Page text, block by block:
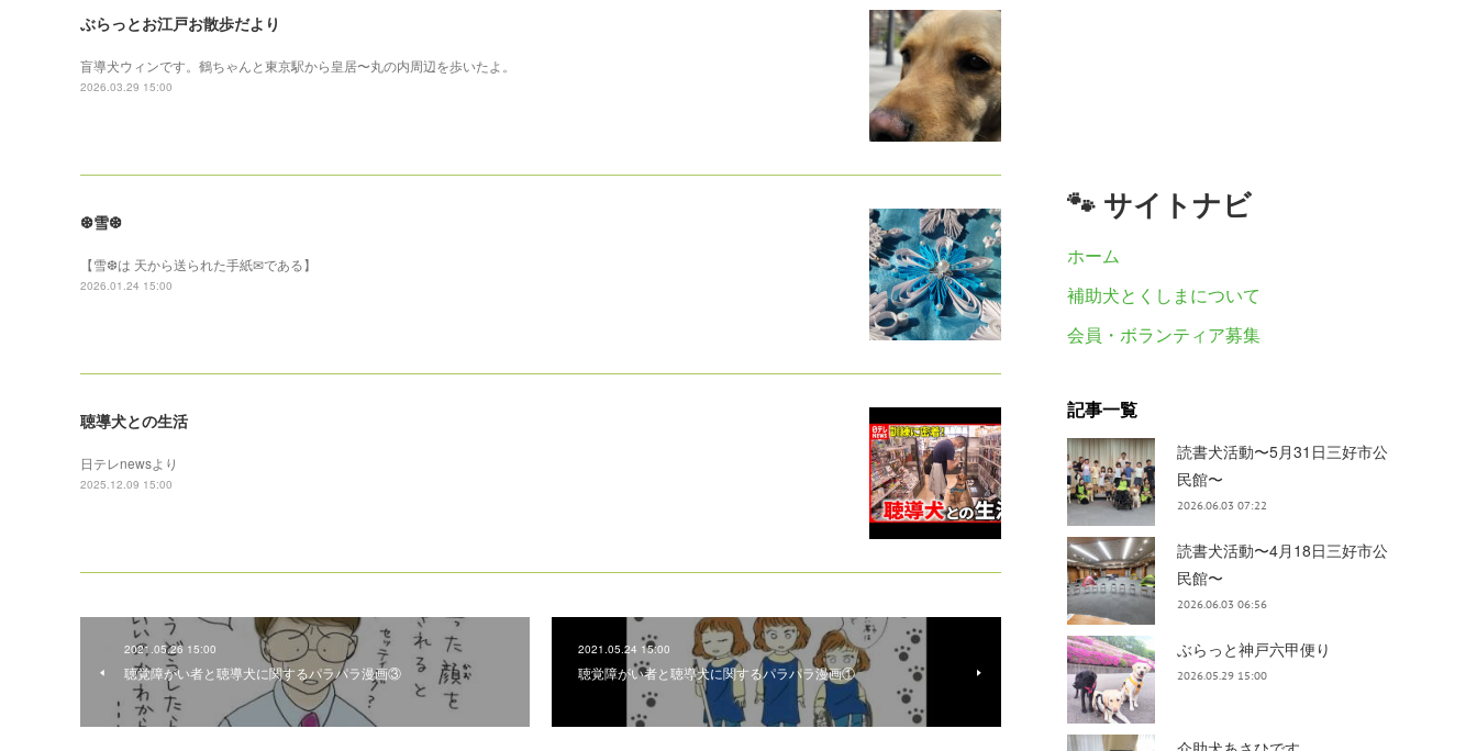
ぶらっとお江戸お散歩だより
盲導犬ウィンです。鶴ちゃんと東京駅から皇居〜丸の内周辺を歩いたよ。
2026.03.29 15:00
❆雪❆
【雪❆は 天から送られた手紙✉である】
2026.01.24 15:00
聴導犬との生活
日テレnewsより
2025.12.09 15:00
2021.05.26 15:00
聴覚障がい者と聴導犬に関するパラパラ漫画③
2021.05.24 15:00
聴覚障がい者と聴導犬に関するパラパラ漫画①
🐾 サイトナビ
ホーム
補助犬とくしまについて
会員・ボランティア募集
記事一覧
読書犬活動〜5月31日三好市公
民館〜
2026.06.03 07:22
読書犬活動〜4月18日三好市公
民館〜
2026.06.03 06:56
ぶらっと神戸六甲便り
2026.05.29 15:00